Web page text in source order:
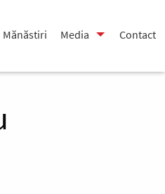
Mănăstiri Media Contact